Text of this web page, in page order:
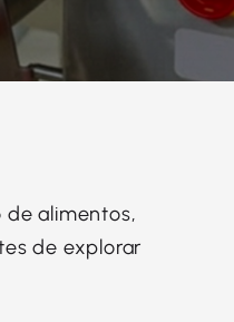
de alimentos,
de explorar